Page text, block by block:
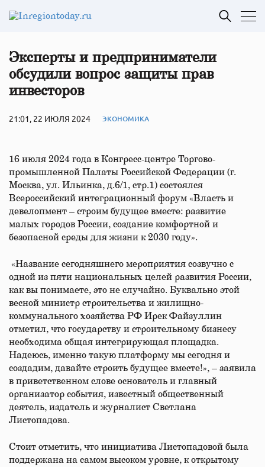
Эксперты и предприниматели
обсудили вопрос защиты прав
инвесторов
21:01, 22 ИЮЛЯ 2024 ЭКОНОМИКА
16 июля 2024 года в Конгресс-центре Торгово-
промышленной Палаты Российской Федерации (г.
Москва, ул. Ильинка, д.6/1, стр.1) состоялся
Всероссийский интеграционный форум «Власть и
девелопмент – строим будущее вместе: развитие
малых городов России, создание комфортной и
безопасной среды для жизни к 2030 году».
«Название сегодняшнего мероприятия созвучно с
одной из пяти национальных целей развития России,
как вы понимаете, это не случайно. Буквально этой
весной министр строительства и жилищно-
коммунального хозяйства РФ Ирек Файзуллин
отметил, что государству и строительному бизнесу
необходима общая интегрирующая площадка.
Надеюсь, именно такую платформу мы сегодня и
создадим, давайте строить будущее вместе!», – заявила
в приветственном слове основатель и главный
организатор события, известный общественный
деятель, издатель и журналист Светлана
Листопадова.
Стоит отметить, что инициатива Листопадовой была
поддержана на самом высоком уровне, к открытому